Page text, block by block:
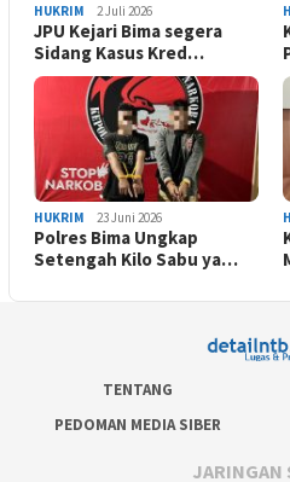
HUKRIM 2 Juli 2026
JPU Kejari Bima segera
Sidang Kasus Kred…
HUKRIM 23 Juni 2026
Polres Bima Ungkap
Setengah Kilo Sabu ya…
TENTANG
PEDOMAN MEDIA SIBER
JARINGAN